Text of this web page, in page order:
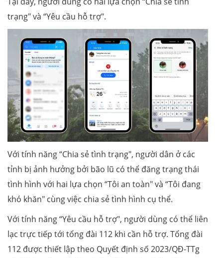
trạng" và “Yêu cầu hỗ trợ".
Với tính năng “Chia sẻ tình trạng", người dân ở các
tỉnh bị ảnh hưởng bởi bão lũ có thể đăng trạng thái
tình hình với hai lựa chọn “Tôi an toàn" và “Tôi đang
khó khăn" cùng việc chia sẻ tình hình cụ thể.
Với tính năng “Yêu cầu hỗ trợ", người dùng có thể liên
lạc trực tiếp tới tổng đài 112 khi cần hỗ trợ. Tổng đài
112 được thiết lập theo Quyết định số 2023/QĐ-TTg